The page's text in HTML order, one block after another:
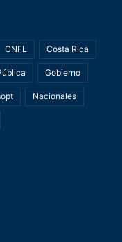
CNFL Costa Rica
Gobierno
Nacionales